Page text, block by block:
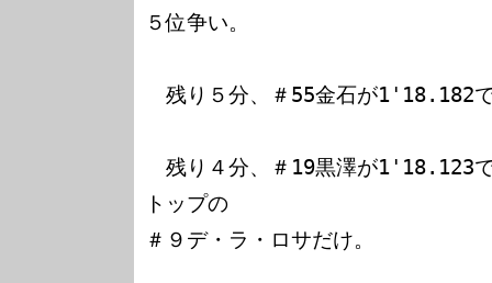
５位争い。
残り５分、＃55金石が1'18.182
残り４分、＃19黒澤が1'18.123
トップの
＃９デ・ラ・ロサだけ。